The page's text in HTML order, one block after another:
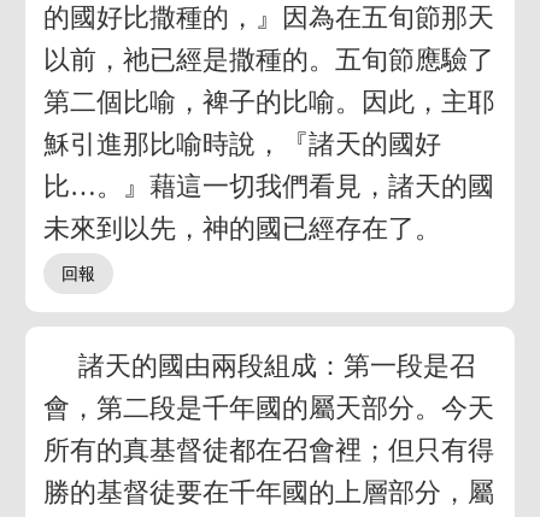
的國好比撒種的，』因為在五旬節那天
以前，祂已經是撒種的。五旬節應驗了
第二個比喻，裨子的比喻。因此，主耶
穌引進那比喻時說，『諸天的國好
比…。』藉這一切我們看見，諸天的國
未來到以先，神的國已經存在了。
諸天的國由兩段組成：第一段是召
會，第二段是千年國的屬天部分。今天
所有的真基督徒都在召會裡；但只有得
勝的基督徒要在千年國的上層部分，屬